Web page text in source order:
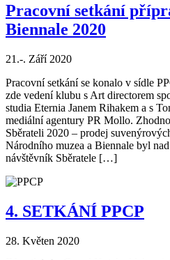
Pracovní setkání
Biennale 2020
21.-. Září 2020
Pracovní setkání se konalo v sídle
zde vedení klubu s Art directorem
studia Eternia Janem Rihakem a s
mediální agentury PR Mollo.
Sběrateli 2020 – prodej
Národního muzea a Biennale byl
návštěvník Sběratele […]
4. SETKÁNÍ PPCP
28. Květen 2020